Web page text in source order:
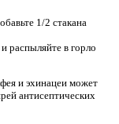
1/2 стакана
распыляйте в горло
и эхинацеи может
антисептических